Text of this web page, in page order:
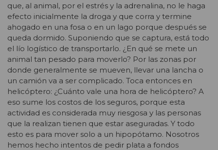
que, al animal, por el estrés y la adrenalina, no le haga
efecto inicialmente la droga y que corra y termine
ahogado en una fosa o en un lago porque después se
queda dormido. Suponiendo que se captura, está todo
el lío logístico de transportarlo. ¿En qué se mete un
animal tan pesado para moverlo? Por las zonas por
donde generalmente se mueven, llevar una lancha o
un camión va a ser complicado. Toca entonces en
helicóptero: ¿Cuánto vale una hora de helicóptero? A
eso sume los costos de los seguros, porque esta
actividad es considerada muy riesgosa y las personas
que la realizan tienen que estar aseguradas. Y todo
esto es para mover solo a un hipopótamo. Nosotros
hemos hecho intentos de pedir plata a fondos